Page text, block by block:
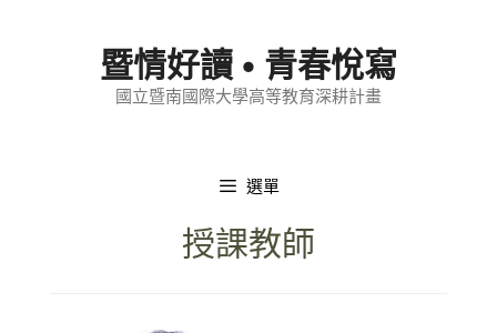
暨情好讀 • 青春悅寫
國立暨南國際大學高等教育深耕計畫
選單
授課教師